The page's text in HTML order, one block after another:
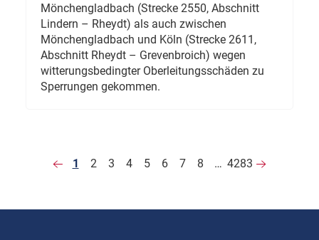
Mönchengladbach (Strecke 2550, Abschnitt
Lindern – Rheydt) als auch zwischen
Mönchengladbach und Köln (Strecke 2611,
Abschnitt Rheydt – Grevenbroich) wegen
witterungsbedingter Oberleitungsschäden zu
Sperrungen gekommen.
1 2 3 4 5 6 7 8 … 4283